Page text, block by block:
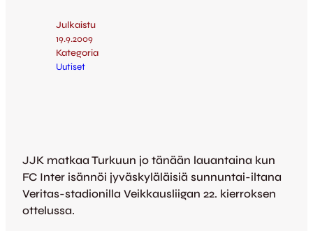
Julkaistu
19.9.2009
Kategoria
Uutiset
JJK matkaa Turkuun jo tänään lauantaina kun
FC Inter isännöi jyväskyläläisiä sunnuntai-iltana
Veritas-stadionilla Veikkausliigan 22. kierroksen
ottelussa.